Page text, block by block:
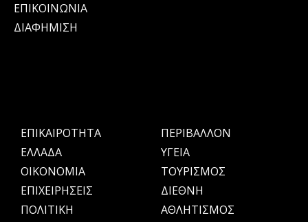
ΕΠΙΚΟΙΝΩΝΙΑ
ΔΙΑΦΗΜΙΣΗ
ΕΠΙΚΑΙΡΟΤΗΤΑ
ΕΛΛΑΔΑ
OIKONOMIA
ΕΠΙΧΕΙΡΗΣΕΙΣ
ΠΟΛΙΤΙΚΗ
ΠΕΡΙΒΑΛΛΟΝ
ΥΓΕΙΑ
ΤΟΥΡΙΣΜΟΣ
ΔΙΕΘΝΗ
ΑΘΛΗΤΙΣΜΟΣ